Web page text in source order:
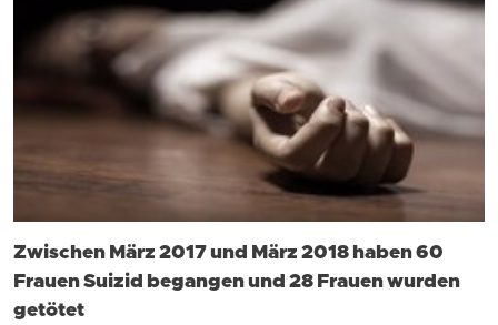
Zwischen März 2017 und März 2018 haben 60
Frauen Suizid begangen und 28 Frauen wurden
getötet